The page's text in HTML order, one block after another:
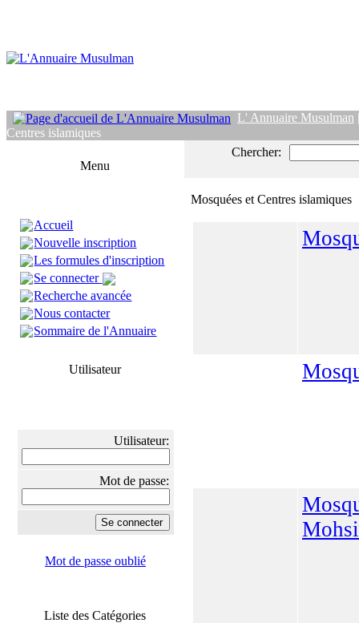
L' Annuaire Musulman
Centres islamiques
Menu
Accueil
Nouvelle inscription
Les formules d'inscription
Se connecter
Recherche avancée
Nous contacter
Sommaire de l'Annuaire
Utilisateur
Utilisateur:
Mot de passe:
Mot de passe oublié
Liste des Catégories
Chercher:
Mosquées et Centres islamiques